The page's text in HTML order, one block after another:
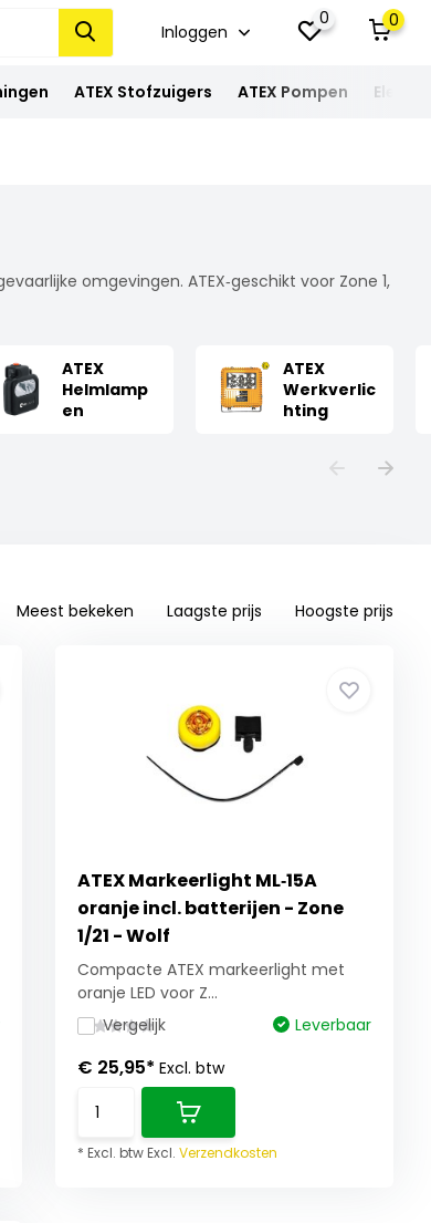
Inloggen
0 0
ATEX Stofzuigers ATEX Pompen Elektra
omgevingen. ATEX‑geschikt voor Zone 1,
ATEX
Helmlamp
en
ATEX
Werkverlic
hting
Meest bekeken Laagste prijs Hoogste prijs
ATEX Markeerlight ML‑15A
oranje incl. batterijen - Zone
1/21 - Wolf
Compacte ATEX markeerlight met
oranje LED voor Z...
Vergelijk
Leverbaar
€ 25,95*Excl. btw
* Excl. btw Excl.Verzendkosten